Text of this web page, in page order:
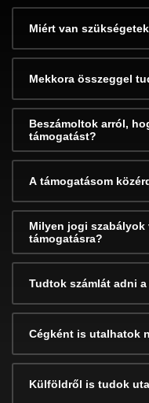
Miért van
Mekkora összeggel
Beszámoltok arról,
támogatást?
A támogatásom
Milyen jogi
támogatásra?
Tudtok számlát adni
Cégként is utalhatok
Külföldről is tudok